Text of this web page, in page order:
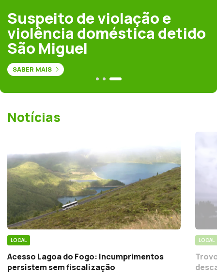
Suspeito de violação e
violência doméstica detido
São Miguel
SABER MAIS
Notícias
LOCAL
Acesso Lagoa do Fogo: Incumprimentos
persistem sem fiscalização
LOCAL